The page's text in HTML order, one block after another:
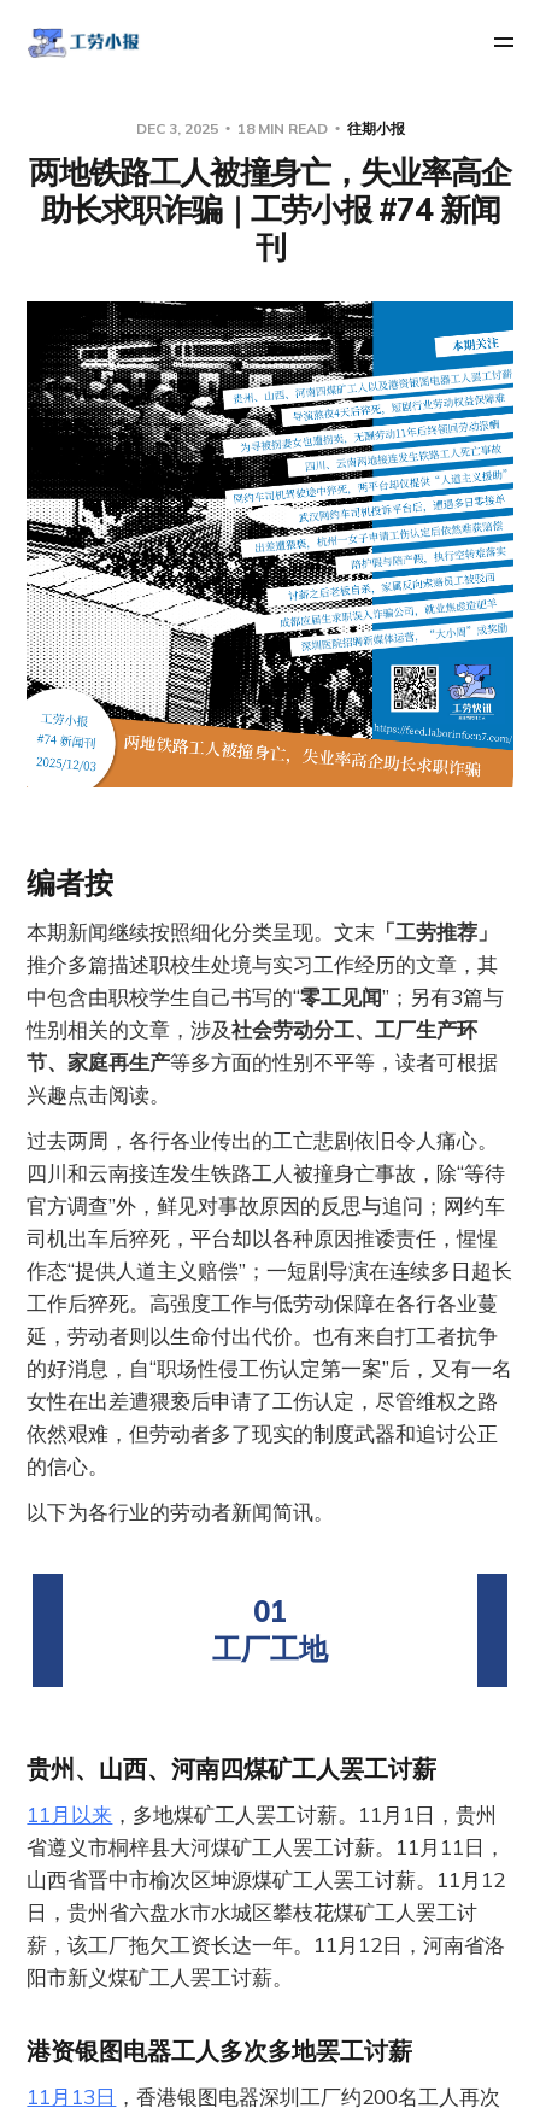
DEC 3, 2025 18 MIN READ 往期小报
两地铁路工人被撞身亡，失业率高企
助长求职诈骗｜工劳小报 #74 新闻
刊
编者按
本期新闻继续按照细化分类呈现。文末 「工劳推荐」
推介多篇描述职校生处境与实习工作经历的文章，其
中包含由职校学生自己书写的“零工见闻”；另有3篇与
性别相关的文章，涉及社会劳动分工、工厂生产环
节、家庭再生产等多方面的性别不平等，读者可根据
兴趣点击阅读。
过去两周，各行各业传出的工亡悲剧依旧令人痛心。
四川和云南接连发生铁路工人被撞身亡事故，除“等待
官方调查”外，鲜见对事故原因的反思与追问；网约车
司机出车后猝死，平台却以各种原因推诿责任，惺惺
作态“提供人道主义赔偿”；一短剧导演在连续多日超长
工作后猝死。高强度工作与低劳动保障在各行各业蔓
延，劳动者则以生命付出代价。也有来自打工者抗争
的好消息，自“职场性侵工伤认定第一案”后，又有一名
女性在出差遭猥亵后申请了工伤认定，尽管维权之路
依然艰难，但劳动者多了现实的制度武器和追讨公正
的信心。
以下为各行业的劳动者新闻简讯。
01
工厂工地
贵州、山西、河南四煤矿工人罢工讨薪
11月以来 ，多地煤矿工人罢工讨薪。11月1日，贵州
省遵义市桐梓县大河煤矿工人罢工讨薪。11月11日，
山西省晋中市榆次区坤源煤矿工人罢工讨薪。11月12
日，贵州省六盘水市水城区攀枝花煤矿工人罢工讨
薪，该工厂拖欠工资长达一年。11月12日，河南省洛
阳市新义煤矿工人罢工讨薪。
港资银图电器工人多次多地罢工讨薪
11月13日 ，香港银图电器深圳工厂约200名工人再次